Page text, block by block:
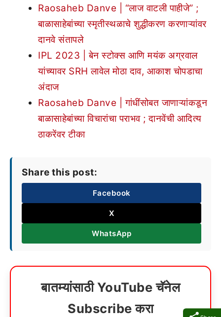
Raosaheb Danve | “लाज वाटली पाहीजे” ;
बाळासाहेबांच्या स्मृतीस्थळाचे शुद्धीकरण करणाऱ्यांवर
दानवे संतापले
IPL 2023 | बेन स्टोक्स आणि मयंक अग्रवाल
यांच्यावर SRH लावेल मोठा दाव, आकाश चोपडाचा
अंदाज
Raosaheb Danve | गांधींसोबत जाणाऱ्यांकडून
बाळासाहेबांच्या विचारांचा पराभव ; दानवेंची आदित्य
ठाकरेंवर टीका
Share this post:
Facebook
X
WhatsApp
बातम्यांसाठी YouTube चॅनेल
Subscribe करा